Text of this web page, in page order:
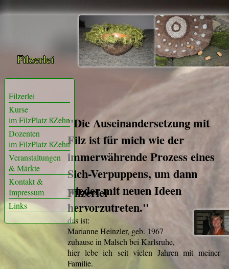
Filzerlei
Filzerlei
Kurse
im FilzPlatz 8Zehn
Dozenten
im FilzPlatz 8Zehn
Veranstaltungen
& Märkte
Kontakt &
Impressum
Links
"Die Auseinandersetzung mit
Filz ist für mich wie der
immerwährende Prozess eines
Sich-Verpuppens, um dann
wieder mit neuen Ideen
hervorzutreten."
Filzerlei
das ist:
Marianne Heinzler, geb. 1967
zuhause in Malsch bei Karlsruhe,
hier lebe ich seit vielen Jahren mit meiner
Familie.